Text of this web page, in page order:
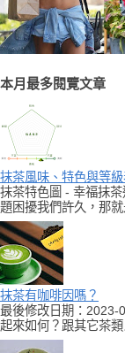
本月最多閱覽文章
抹茶風味、特色與等
抹茶特色圖 - 幸福抹
題困擾我們許久，那
抹茶有咖啡因嗎？
最後修改日期：2023-
起來如何？跟其它茶